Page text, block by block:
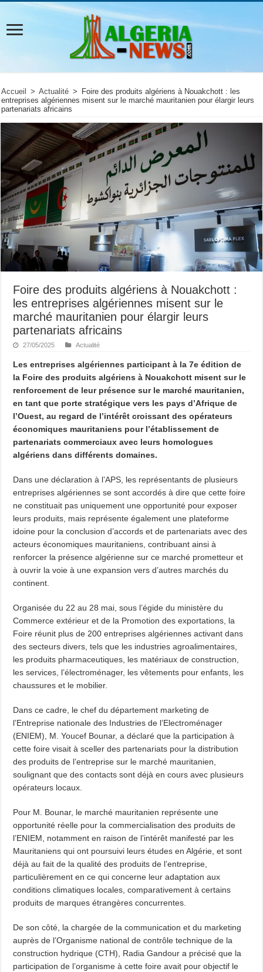
Accueil > Actualité >
Foire des produits algériens à Nouakchott : les
entreprises algériennes misent sur le marché mauritanien pour élargir leurs
partenariats africains
Foire des produits algériens à Nouakchott :
les entreprises algériennes misent sur le
marché mauritanien pour élargir leurs
partenariats africains
27/05/2025 Actualité
Les entreprises algériennes participant à la 7e édition de
la Foire des produits algériens à Nouakchott misent sur le
renforcement de leur présence sur le marché mauritanien,
en tant que porte stratégique vers les pays d’Afrique de
l’Ouest, au regard de l’intérêt croissant des opérateurs
économiques mauritaniens pour l’établissement de
partenariats commerciaux avec leurs homologues
algériens dans différents domaines.
Dans une déclaration à l’APS, les représentants de plusieurs
entreprises algériennes se sont accordés à dire que cette foire
ne constituait pas uniquement une opportunité pour exposer
leurs produits, mais représente également une plateforme
idoine pour la conclusion d’accords et de partenariats avec des
acteurs économiques mauritaniens, contribuant ainsi à
renforcer la présence algérienne sur ce marché prometteur et
à ouvrir la voie à une expansion vers d’autres marchés du
continent.
Organisée du 22 au 28 mai, sous l’égide du ministère du
Commerce extérieur et de la Promotion des exportations, la
Foire réunit plus de 200 entreprises algériennes activant dans
des secteurs divers, tels que les industries agroalimentaires,
les produits pharmaceutiques, les matériaux de construction,
les services, l’électroménager, les vêtements pour enfants, les
chaussures et le mobilier.
Dans ce cadre, le chef du département marketing de
l’Entreprise nationale des Industries de l’Electroménager
(ENIEM), M. Youcef Bounar, a déclaré que la participation à
cette foire visait à sceller des partenariats pour la distribution
des produits de l’entreprise sur le marché mauritanien,
soulignant que des contacts sont déjà en cours avec plusieurs
opérateurs locaux.
Pour M. Bounar, le marché mauritanien représente une
opportunité réelle pour la commercialisation des produits de
l’ENIEM, notamment en raison de l’intérêt manifesté par les
Mauritaniens qui ont poursuivi leurs études en Algérie, et sont
déjà au fait de la qualité des produits de l’entreprise,
particulièrement en ce qui concerne leur adaptation aux
conditions climatiques locales, comparativement à certains
produits de marques étrangères concurrentes.
De son côté, la chargée de la communication et du marketing
auprès de l’Organisme national de contrôle technique de la
construction hydrique (CTH), Radia Gandour a précisé que la
participation de l’organisme à cette foire avait pour objectif le